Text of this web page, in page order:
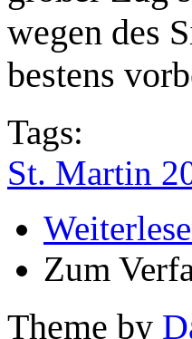
wegen des
bestens
Tags:
St. Martin
Zum
Theme by